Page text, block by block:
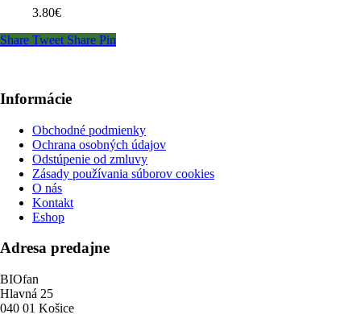
3.80€
Share Tweet Share Pin
Informácie
Obchodné podmienky
Ochrana osobných údajov
Odstúpenie od zmluvy
Zásady používania súborov cookies
O nás
Kontakt
Eshop
Adresa predajne
BIOfan
Hlavná 25
040 01 Košice